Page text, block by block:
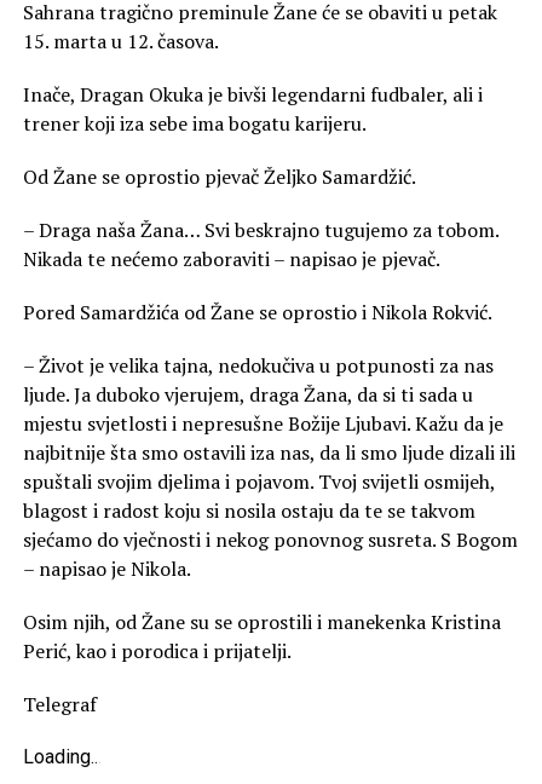
Sahrana tragično preminule Žane će se obaviti u petak
15. marta u 12. časova.
Inače, Dragan Okuka je bivši legendarni fudbaler, ali i
trener koji iza sebe ima bogatu karijeru.
Od Žane se oprostio pjevač Željko Samardžić.
– Draga naša Žana… Svi beskrajno tugujemo za tobom.
Nikada te nećemo zaboraviti – napisao je pjevač.
Pored Samardžića od Žane se oprostio i Nikola Rokvić.
– Život je velika tajna, nedokučiva u potpunosti za nas
ljude. Ja duboko vjerujem, draga Žana, da si ti sada u
mjestu svjetlosti i nepresušne Božije Ljubavi. Kažu da je
najbitnije šta smo ostavili iza nas, da li smo ljude dizali ili
spuštali svojim djelima i pojavom. Tvoj svijetli osmijeh,
blagost i radost koju si nosila ostaju da te se takvom
sjećamo do vječnosti i nekog ponovnog susreta. S Bogom
– napisao je Nikola.
Osim njih, od Žane su se oprostili i manekenka Kristina
Perić, kao i porodica i prijatelji.
Telegraf
Loading..